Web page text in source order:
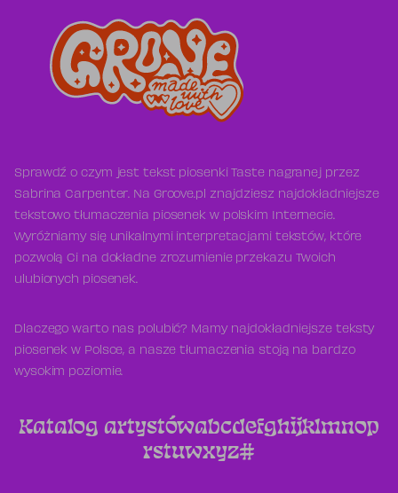
Sprawdź o czym jest tekst piosenki Taste nagranej przez
Sabrina Carpenter. Na Groove.pl znajdziesz najdokładniejsze
tekstowo tłumaczenia piosenek w polskim Internecie.
Wyróżniamy się unikalnymi interpretacjami tekstów, które
pozwolą Ci na dokładne zrozumienie przekazu Twoich
ulubionych piosenek.
Dlaczego warto nas polubić? Mamy najdokładniejsze teksty
piosenek w Polsce, a nasze tłumaczenia stoją na bardzo
wysokim poziomie.
Katalog artystówabcdefghijklmnop
rstuwxyz#